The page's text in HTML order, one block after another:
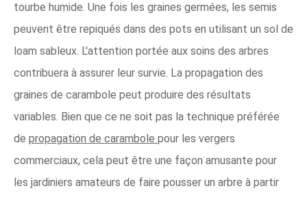
tourbe humide. Une fois les graines germées, les semis
peuvent être repiqués dans des pots en utilisant un sol de
loam sableux. L'attention portée aux soins des arbres
contribuera à assurer leur survie. La propagation des
graines de carambole peut produire des résultats
variables. Bien que ce ne soit pas la technique préférée
de propagation de carambole pour les vergers
commerciaux, cela peut être une façon amusante pour
les jardiniers amateurs de faire pousser un arbre à partir